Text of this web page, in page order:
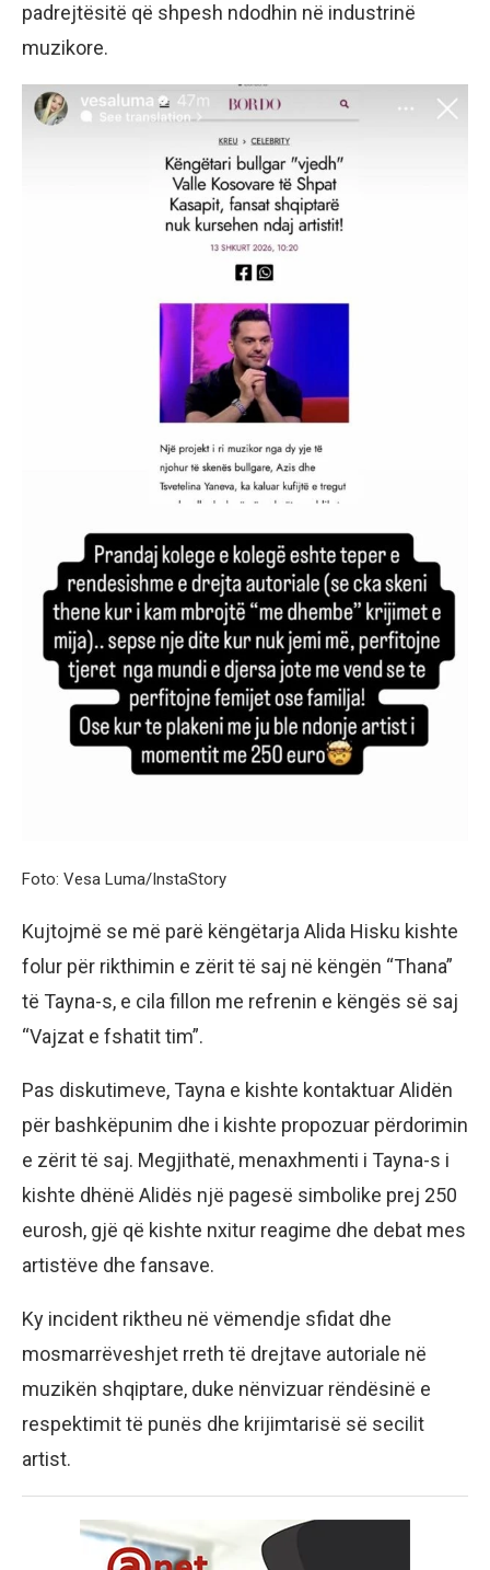
padrejtësitë që shpesh ndodhin në industrinë
muzikore.
Foto: Vesa Luma/InstaStory
Kujtojmë se më parë këngëtarja Alida Hisku kishte
folur për rikthimin e zërit të saj në këngën “Thana”
të Tayna-s, e cila fillon me refrenin e këngës së saj
“Vajzat e fshatit tim”.
Pas diskutimeve, Tayna e kishte kontaktuar Alidën
për bashkëpunim dhe i kishte propozuar përdorimin
e zërit të saj. Megjithatë, menaxhmenti i Tayna-s i
kishte dhënë Alidës një pagesë simbolike prej 250
eurosh, gjë që kishte nxitur reagime dhe debat mes
artistëve dhe fansave.
Ky incident riktheu në vëmendje sfidat dhe
mosmarrëveshjet rreth të drejtave autoriale në
muzikën shqiptare, duke nënvizuar rëndësinë e
respektimit të punës dhe krijimtarisë së secilit
artist.